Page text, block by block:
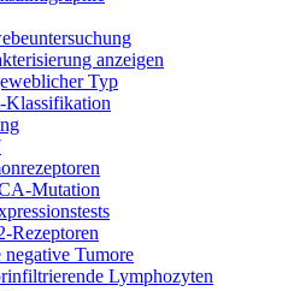
anzeigen
Typ
Mutation
Rezeptoren
negative Tumore
Lymphozyten